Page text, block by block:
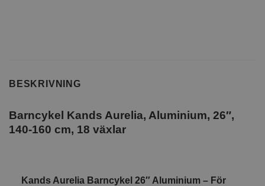
BESKRIVNING
Barncykel Kands Aurelia, Aluminium, 26″,
140-160 cm, 18 växlar
Kands Aurelia Barncykel 26″ Aluminium – För